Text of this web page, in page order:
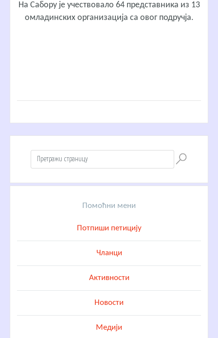
На Сабору је учествовало 64 представника из 13
омладинских организација са овог подручја.
Помоћни мени
Потпиши петицију
Чланци
Активности
Новости
Медији